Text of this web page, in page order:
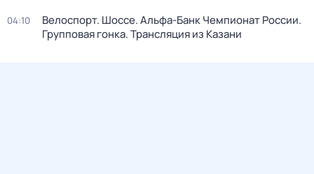
04:10
Велоспорт. Шоссе. Альфа-Банк Чемпионат России.
Групповая гонка. Трансляция из Казани